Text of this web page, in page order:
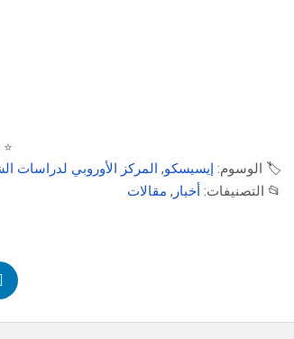
🏷️ الوسوم: إيسيسكو, المركز الأوروبي لدراسات
📂 التصنيفات: أخبار , مقالات